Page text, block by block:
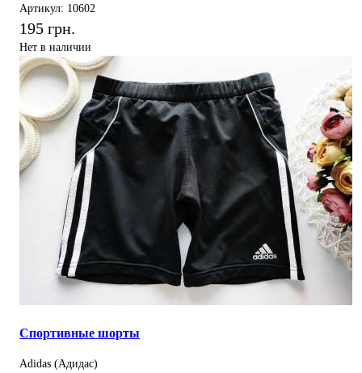
Артикул: 10602
195 грн.
Нет в наличии
Спортивные шорты
Adidas (Адидас)